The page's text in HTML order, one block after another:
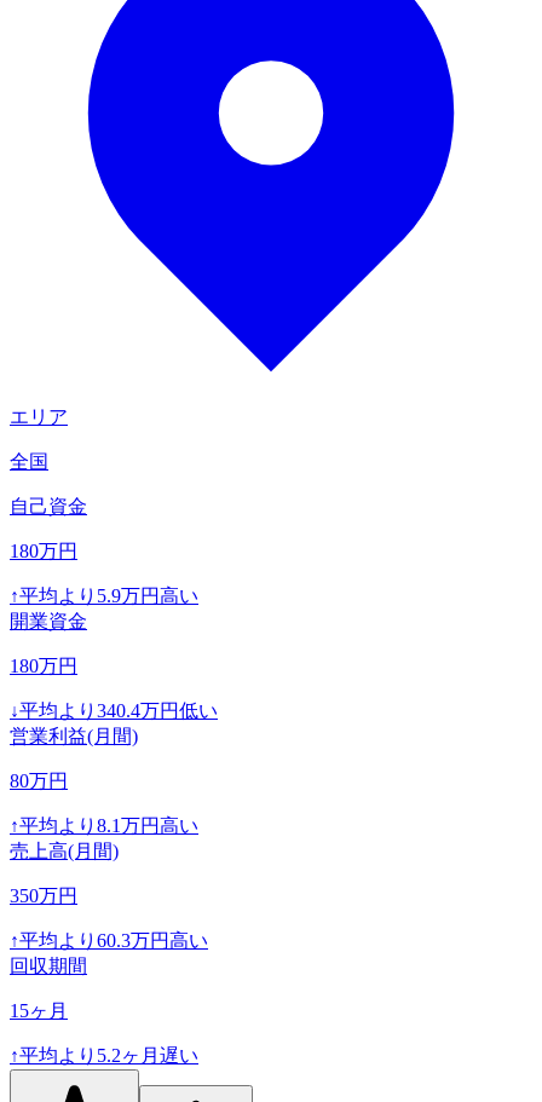
エリア
全国
自己資金
180万円
↑平均より 5.9万円高い
開業資金
180万円
↓平均より 340.4万円低い
営業利益(月間)
80万円
↑平均より 8.1万円高い
売上高(月間)
350万円
↑平均より 60.3万円高い
回収期間
15ヶ月
↑平均より 5.2ヶ月遅い